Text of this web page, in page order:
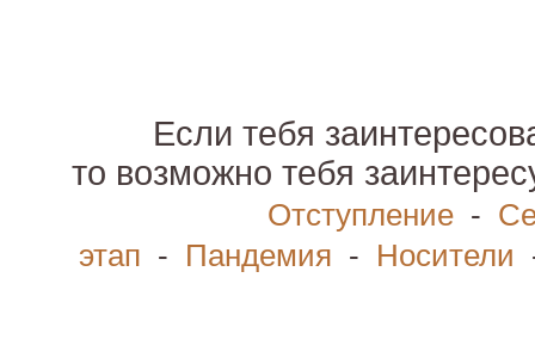
Если тебя
то возможно тебя
Отступление-
этап - Пандемия - Носители